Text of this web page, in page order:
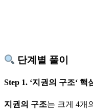
단계별 풀이
Step 1. ‘지권의 구조‘ 핵
지권의 구조는 크게 4개